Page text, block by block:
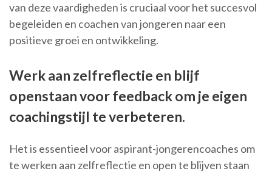
van deze vaardigheden is cruciaal voor het succesvol
begeleiden en coachen van jongeren naar een
positieve groei en ontwikkeling.
Werk aan zelfreflectie en blijf
openstaan voor feedback om je eigen
coachingstijl te verbeteren.
Het is essentieel voor aspirant-jongerencoaches om
te werken aan zelfreflectie en open te blijven staan